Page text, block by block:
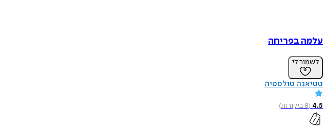
עלמה בפריחה
לשמור לי
טטיאנה טולסטיה
4.5
(
8ביקורות)